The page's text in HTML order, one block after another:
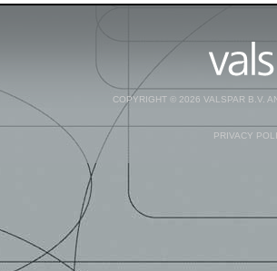
COPYRIGHT © 2026 VALSPAR B.V.
PRIVACY